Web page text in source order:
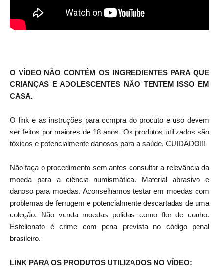
O VÍDEO NÃO CONTÉM OS INGREDIENTES PARA QUE
CRIANÇAS E ADOLESCENTES NÃO TENTEM ISSO EM
CASA.
O link e as instruções para compra do produto e uso devem
ser feitos por maiores de 18 anos. Os produtos utilizados são
tóxicos e potencialmente danosos para a saúde. CUIDADO!!!
Não faça o procedimento sem antes consultar a relevância da
moeda para a ciência numismática. Material abrasivo e
danoso para moedas. Aconselhamos testar em moedas com
problemas de ferrugem e potencialmente descartadas de uma
coleção. Não venda moedas polidas como flor de cunho.
Estelionato é crime com pena prevista no código penal
brasileiro.
LINK PARA OS PRODUTOS UTILIZADOS NO VÍDEO: